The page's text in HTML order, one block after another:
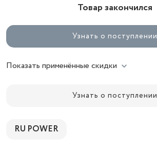
Товар закончился
Узнать о поступлении
Показать применённые скидки
Узнать о поступлении
RU POWER